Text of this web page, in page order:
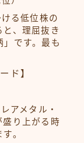
る低位株の
と、理屈抜き
」です。最も
ド】
アメタル・
盛り上がる時
。